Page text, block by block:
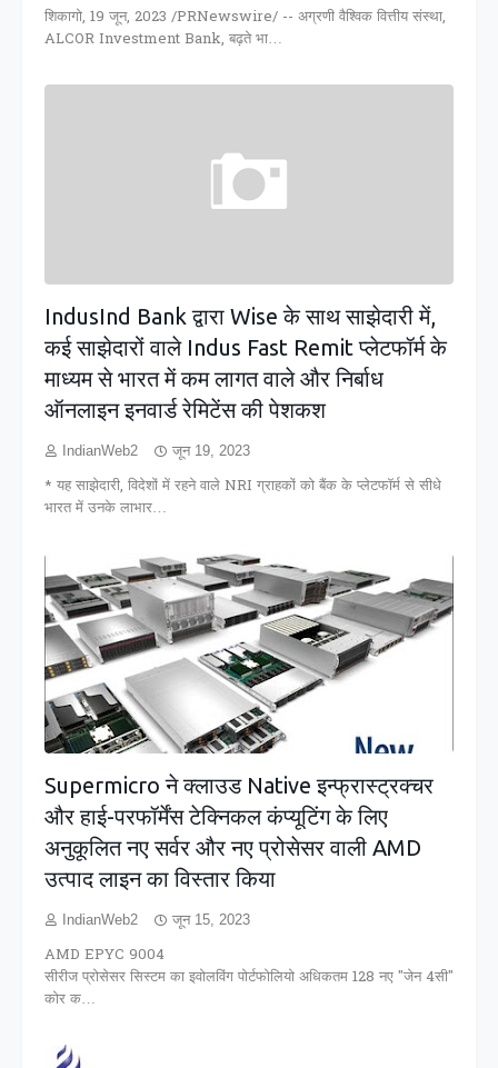
शिकागो, 19 जून, 2023 /PRNewswire/ -- अग्रणी वैश्विक वित्तीय संस्था,
ALCOR Investment Bank, बढ़ते भा…
IndusInd Bank द्वारा Wise के साथ साझेदारी में,
कई साझेदारों वाले Indus Fast Remit प्लेटफॉर्म के
माध्यम से भारत में कम लागत वाले और निर्बाध
ऑनलाइन इनवार्ड रेमिटेंस की पेशकश
IndianWeb2 जून 19, 2023
* यह साझेदारी, विदेशों में रहने वाले NRI ग्राहकों को बैंक के प्लेटफॉर्म से सीधे
भारत में उनके लाभार…
Supermicro ने क्लाउड Native इन्फ्रास्ट्रक्चर
और हाई-परफॉर्मेंस टेक्निकल कंप्यूटिंग के लिए
अनुकूलित नए सर्वर और नए प्रोसेसर वाली AMD
उत्पाद लाइन का विस्तार किया
IndianWeb2 जून 15, 2023
AMD EPYC 9004
सीरीज प्रोसेसर सिस्टम का इवोलविंग पोर्टफोलियो अधिकतम 128 नए "जेन 4सी"
कोर क…